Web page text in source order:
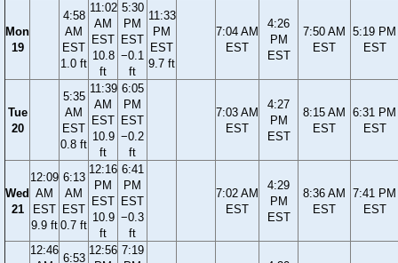
Mon
19
4:58
AM
EST
1.0 ft
11:02
AM
EST
10.8
ft
5:30
PM
EST
−0.1
ft
11:33
PM
EST
9.7 ft
7:04 AM
EST
4:26
PM
EST
7:50 AM
EST
5:19 PM
EST
Tue
20
5:35
AM
EST
0.8 ft
11:39
AM
EST
10.9
ft
6:05
PM
EST
−0.2
ft
7:03 AM
EST
4:27
PM
EST
8:15 AM
EST
6:31 PM
EST
Wed
21
12:09
AM
EST
9.9 ft
6:13
AM
EST
0.7 ft
12:16
PM
EST
10.9
ft
6:41
PM
EST
−0.3
ft
7:02 AM
EST
4:29
PM
EST
8:36 AM
EST
7:41 PM
EST
12:46
6:53
12:56 7:19